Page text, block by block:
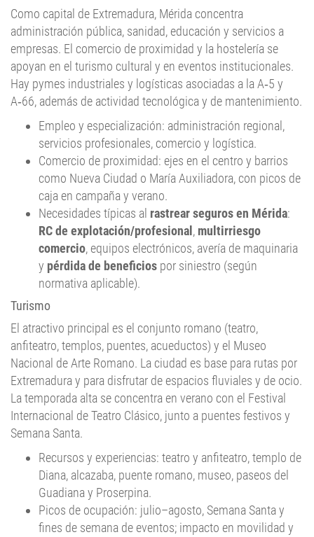
administración pública, sanidad, educación y servicios a
empresas. El comercio de proximidad y la hostelería se
apoyan en el turismo cultural y en eventos institucionales.
Hay pymes industriales y logísticas asociadas a la A‑5 y
A‑66, además de actividad tecnológica y de mantenimiento.
Empleo y especialización: administración regional,
servicios profesionales, comercio y logística.
Comercio de proximidad: ejes en el centro y barrios
como Nueva Ciudad o María Auxiliadora, con picos de
caja en campaña y verano.
Necesidades típicas alrastrear seguros en Mérida
RC de explotación/profesional ,multirriesgo
comercio, equipos electrónicos, avería de maquinaria
ypérdida de beneficiospor siniestro (según
normativa aplicable).
Turismo
El atractivo principal es el conjunto romano (teatro,
anfiteatro, templos, puentes, acueductos) y el Museo
Nacional de Arte Romano. La ciudad es base para rutas por
Extremadura y para disfrutar de espacios fluviales y de ocio.
La temporada alta se concentra en verano con el Festival
Internacional de Teatro Clásico, junto a puentes festivos y
Semana Santa.
Recursos y experiencias: teatro y anfiteatro, templo de
Diana, alcazaba, puente romano, museo, paseos del
Guadiana y Proserpina.
Picos de ocupación: julio–agosto, Semana Santa y
fines de semana de eventos; impacto en movilidad y
demanda de servicios.